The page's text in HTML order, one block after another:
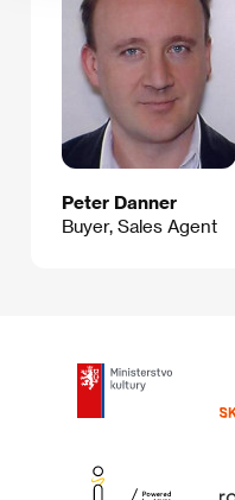
Peter Danner
Buyer, Sales Agent